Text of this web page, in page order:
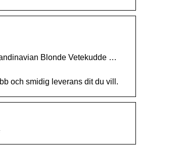
Blonde Vetekudde …
och smidig leverans dit du vill.